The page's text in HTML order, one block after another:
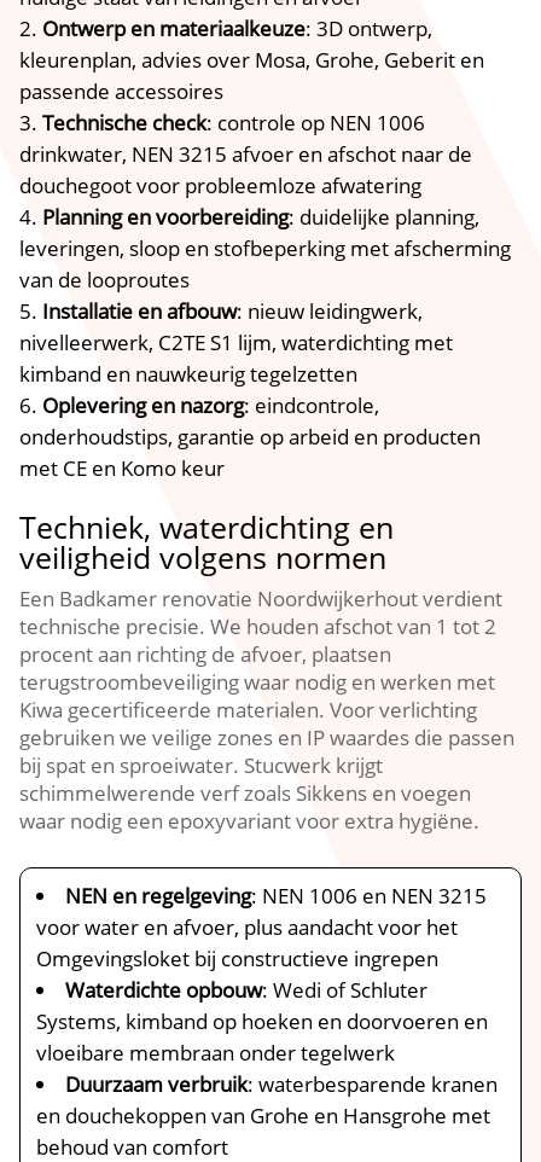
Ontwerp en materiaalkeuze: 3D ontwerp,
kleurenplan, advies over Mosa, Grohe, Geberit en
passende accessoires
Technische check: controle op NEN 1006
drinkwater, NEN 3215 afvoer en afschot naar de
douchegoot voor probleemloze afwatering
Planning en voorbereiding: duidelijke planning,
leveringen, sloop en stofbeperking met afscherming
van de looproutes
Installatie en afbouw: nieuw leidingwerk,
nivelleerwerk, C2TE S1 lijm, waterdichting met
kimband en nauwkeurig tegelzetten
Oplevering en nazorg: eindcontrole,
onderhoudstips, garantie op arbeid en producten
met CE en Komo keur
Techniek, waterdichting en
veiligheid volgens normen
Een Badkamer renovatie Noordwijkerhout verdient
technische precisie.​ We houden afschot van 1 tot 2
procent aan richting de afvoer, plaatsen
terugstroombeveiliging waar nodig en werken met
Kiwa gecertificeerde materialen.​ Voor verlichting
gebruiken we veilige zones en IP waardes die passen
bij spat en sproeiwater.​ Stucwerk krijgt
schimmelwerende verf zoals Sikkens en voegen
waar nodig een epoxyvariant voor extra hygiëne.​
NEN en regelgeving: NEN 1006 en NEN 3215
voor water en afvoer, plus aandacht voor het
Omgevingsloket bij constructieve ingrepen
Waterdichte opbouw: Wedi of Schluter
Systems, kimband op hoeken en doorvoeren en
vloeibare membraan onder tegelwerk
Duurzaam verbruik: waterbesparende kranen
en douchekoppen van Grohe en Hansgrohe met
behoud van comfort